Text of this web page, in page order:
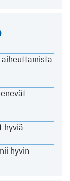
hyviä
hyvin